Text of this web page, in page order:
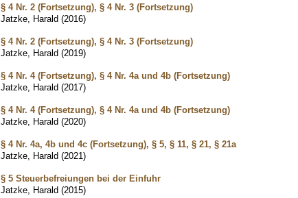
§ 4 Nr. 2 (Fortsetzung), § 4 Nr. 3 (Fortsetzung)
Jatzke, Harald (2016)
§ 4 Nr. 2 (Fortsetzung), § 4 Nr. 3 (Fortsetzung)
Jatzke, Harald (2019)
§ 4 Nr. 4 (Fortsetzung), § 4 Nr. 4a und 4b (Fortsetzung)
Jatzke, Harald (2017)
§ 4 Nr. 4 (Fortsetzung), § 4 Nr. 4a und 4b (Fortsetzung)
Jatzke, Harald (2020)
§ 4 Nr. 4a, 4b und 4c (Fortsetzung), § 5, § 11, § 21, § 21a
Jatzke, Harald (2021)
§ 5 Steuerbefreiungen bei der Einfuhr
Jatzke, Harald (2015)